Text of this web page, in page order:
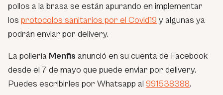
pollos a la brasa se están apurando en implementar
los protocolos sanitarios por el Covid19 y algunas ya
podrán enviar por delivery.
La pollería Menfis anunció en su cuenta de Facebook
desde el 7 de mayo que puede enviar por delivery.
Puedes escribirles por Whatsapp al 991538388.